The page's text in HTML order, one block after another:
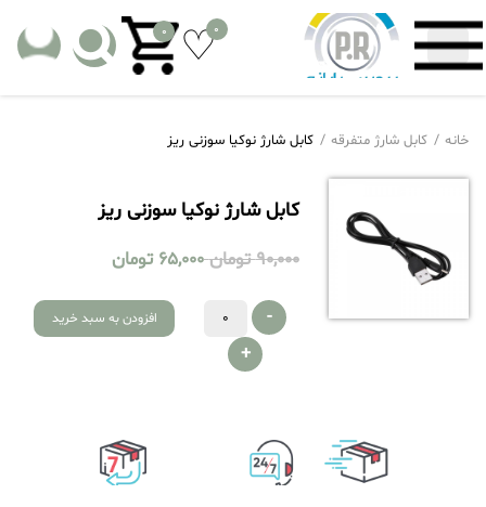
0
0
خانه کابل شارژ متفرقه کابل شارژ نوکیا سوزنی ریز
کابل شارژ نوکیا سوزنی ریز
90,000 تومان 65,000 تومان
-
+
افزودن به سبد خرید